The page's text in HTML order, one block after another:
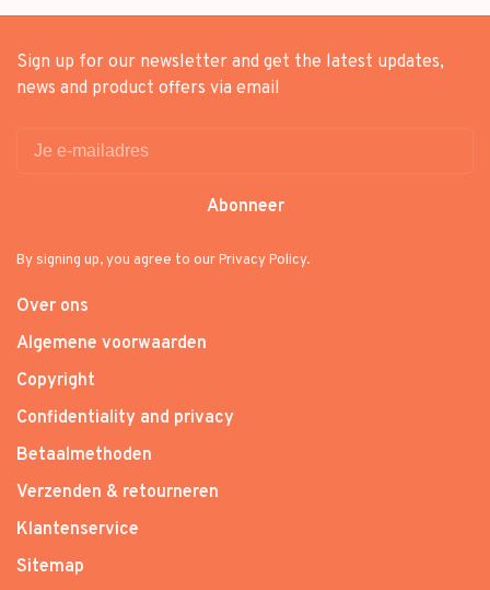
Sign up for our newsletter and get the latest updates,
news and product offers via email
Abonneer
By signing up, you agree to our Privacy Policy.
Over ons
Algemene voorwaarden
Copyright
Confidentiality and privacy
Betaalmethoden
Verzenden & retourneren
Klantenservice
Sitemap